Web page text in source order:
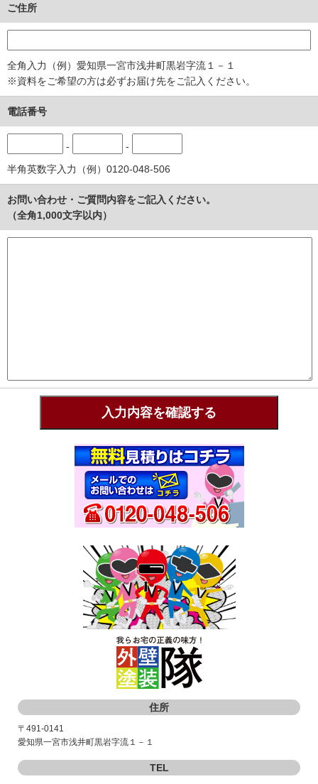
ご住所
全角入力（例）愛知県一宮市浅井町黒岩字流１－１
※資料をご希望の方は必ずお届け先をご記入ください。
電話番号
-
-
半角英数字入力（例）0120-048-506
お問い合わせ・ご質問内容をご記入ください。
（全角1,000文字以内）
住所
〒491-0141
愛知県一宮市浅井町黒岩字流１－１
TEL